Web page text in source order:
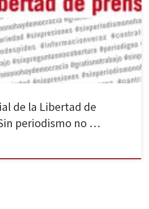
democrática”. Hoy, día Mundial de la
asociaciones se han acogido al
bajo el lema “Sin periodistas no hay
no hay democracia” con el fin de
de la Libertad de
periodismo no …